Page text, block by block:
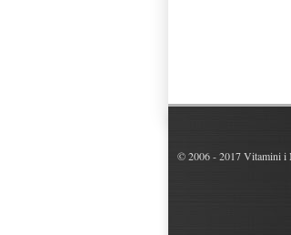
© 2006 - 2017Vitamini i